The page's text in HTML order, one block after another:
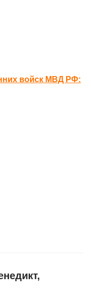
войск МВД РФ: